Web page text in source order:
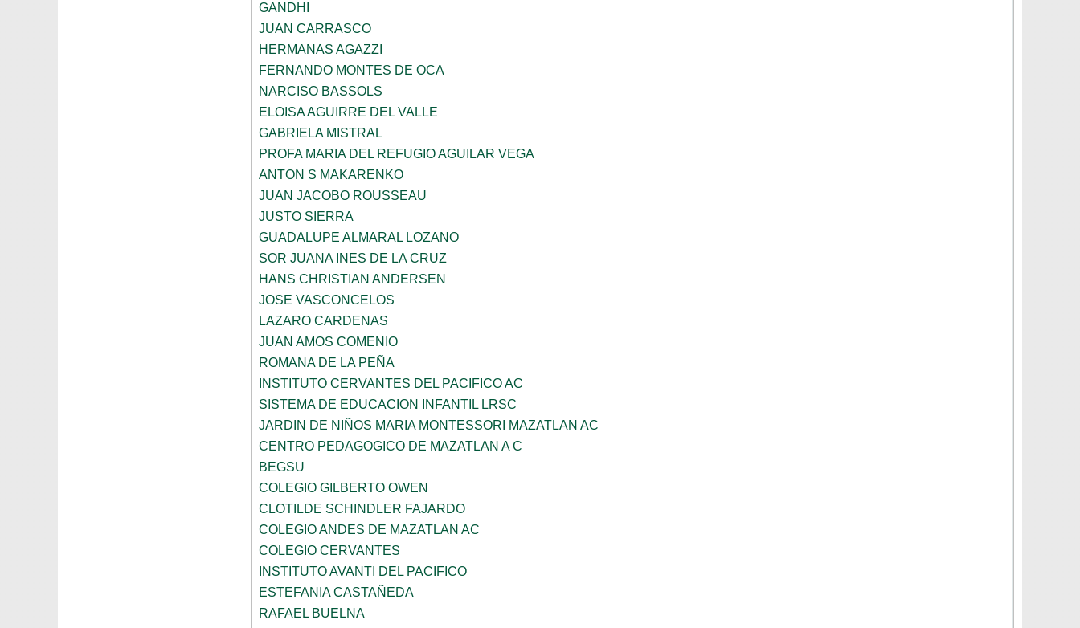
GANDHI
JUAN CARRASCO
HERMANAS AGAZZI
FERNANDO MONTES DE OCA
NARCISO BASSOLS
ELOISA AGUIRRE DEL VALLE
GABRIELA MISTRAL
PROFA MARIA DEL REFUGIO AGUILAR VEGA
ANTON S MAKARENKO
JUAN JACOBO ROUSSEAU
JUSTO SIERRA
GUADALUPE ALMARAL LOZANO
SOR JUANA INES DE LA CRUZ
HANS CHRISTIAN ANDERSEN
JOSE VASCONCELOS
LAZARO CARDENAS
JUAN AMOS COMENIO
ROMANA DE LA PEÑA
INSTITUTO CERVANTES DEL PACIFICO AC
SISTEMA DE EDUCACION INFANTIL LRSC
JARDIN DE NIÑOS MARIA MONTESSORI MAZATLAN AC
CENTRO PEDAGOGICO DE MAZATLAN A C
BEGSU
COLEGIO GILBERTO OWEN
CLOTILDE SCHINDLER FAJARDO
COLEGIO ANDES DE MAZATLAN AC
COLEGIO CERVANTES
INSTITUTO AVANTI DEL PACIFICO
ESTEFANIA CASTAÑEDA
RAFAEL BUELNA